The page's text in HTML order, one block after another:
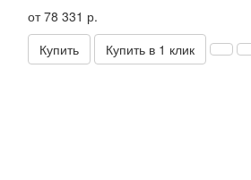
от 78 331 р.
Купить
Купить в 1 клик